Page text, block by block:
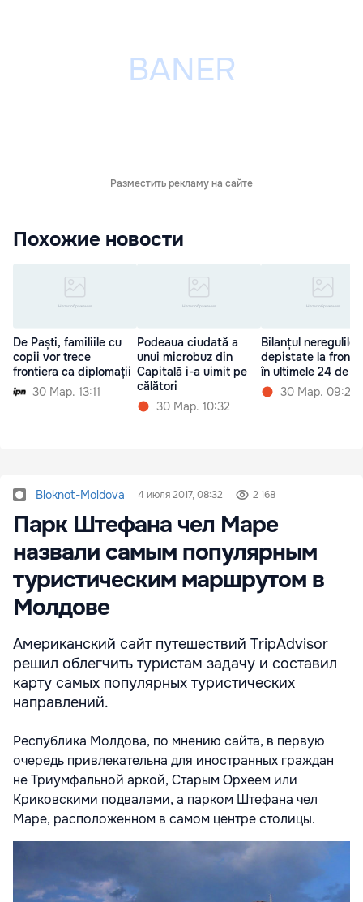
Разместить рекламу на сайте
Похожие новости
De Paști, familiile cu
copii vor trece
frontiera ca diplomații
30 Мар. 13:11
Podeaua ciudată a
unui microbuz din
Capitală i-a uimit pe
călători
30 Мар. 10:32
Bilanțul neregulilor
depistate la
în ultimele 24 de
30 Мар. 09:21
Bloknot-Moldova 4 июля 2017, 08:32 2 168
Парк Штефана чел Маре
назвали самым популярным
туристическим маршрутом в
Молдове
Американский сайт путешествий TripAdvisor
решил облегчить туристам задачу и составил
карту самых популярных туристических
направлений.
Республика Молдова, по мнению сайта, в первую
очередь привлекательна для иностранных граждан
не Триумфальной аркой, Старым Орхеем или
Криковскими подвалами, а парком Штефана чел
Маре, расположенном в самом центре столицы.